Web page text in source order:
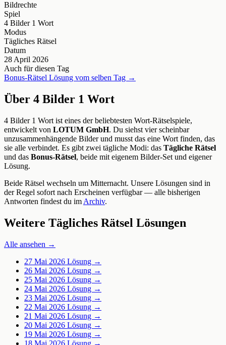
Bildrechte
Spiel
4 Bilder 1 Wort
Modus
Tägliches Rätsel
Datum
28 April 2026
Auch für diesen Tag
Bonus-Rätsel Lösung vom selben Tag →
Über 4 Bilder 1 Wort
4 Bilder 1 Wort ist eines der beliebtesten Wort-Rätselspiele,
entwickelt von LOTUM GmbH. Du siehst vier scheinbar
unzusammenhängende Bilder und musst das eine Wort finden, das
sie alle verbindet. Es gibt zwei tägliche Modi: das Tägliche Rätsel
und das Bonus-Rätsel, beide mit eigenem Bilder-Set und eigener
Lösung.
Beide Rätsel wechseln um Mitternacht. Unsere Lösungen sind in
der Regel sofort nach Erscheinen verfügbar — alle bisherigen
Antworten findest du im Archiv.
Weitere Tägliches Rätsel Lösungen
Alle ansehen →
27 Mai 2026 Lösung →
26 Mai 2026 Lösung →
25 Mai 2026 Lösung →
24 Mai 2026 Lösung →
23 Mai 2026 Lösung →
22 Mai 2026 Lösung →
21 Mai 2026 Lösung →
20 Mai 2026 Lösung →
19 Mai 2026 Lösung →
18 Mai 2026 Lösung →